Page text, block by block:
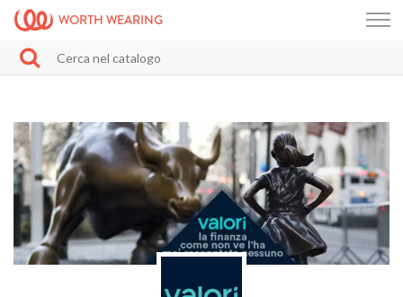
WORTH WEARING